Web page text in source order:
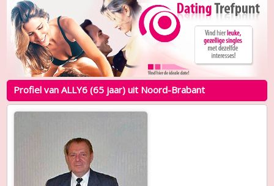
Profiel van ALLY6 (65 jaar) uit Noord-Brabant